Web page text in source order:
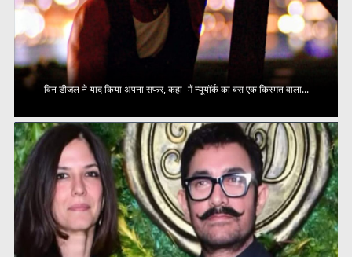
विन डीजल ने याद किया अपना सफर, कहा- मैं न्यूयॉर्क का बस एक किस्मत वाला...